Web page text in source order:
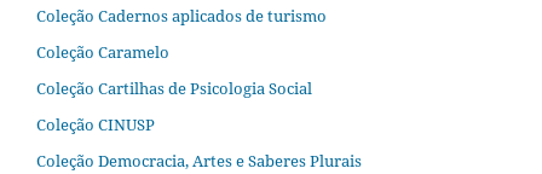
Coleção Cadernos aplicados de turismo
Coleção Caramelo
Coleção Cartilhas de Psicologia Social
Coleção CINUSP
Coleção Democracia, Artes e Saberes Plurais